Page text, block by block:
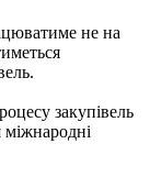
не на
закупівель
міжнародні